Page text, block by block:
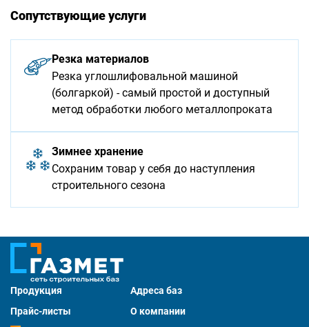
Сопутствующие услуги
Резка материалов
Резка углошлифовальной машиной
(болгаркой) - самый простой и доступный
метод обработки любого металлопроката
Зимнее хранение
Сохраним товар у себя до наступления
строительного сезона
Продукция
Адреса баз
Прайс-листы
О компании